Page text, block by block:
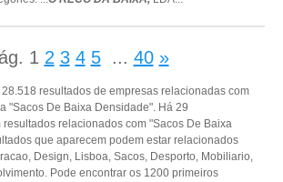
1 2 3 4 5 ... 40 »
resultados de empresas relacionadas com
"Sacos De Baixa Densidade". Há 29
relacionados com "Sacos De Baixa
que aparecem podem estar relacionados
Design, Lisboa, Sacos, Desporto, Mobiliario,
Pode encontrar os 1200 primeiros